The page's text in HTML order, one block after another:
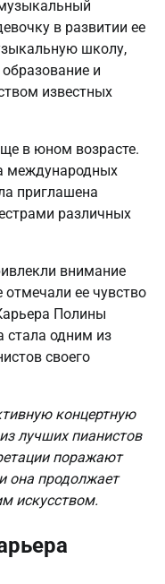
в развитии ее
школу,
и
известных
в юном возрасте.
международных
приглашена
различных
внимание
ее чувство
Полины
стала одним из
своего
концертную
лучших пианистов
поражают
она продолжает
искусством.